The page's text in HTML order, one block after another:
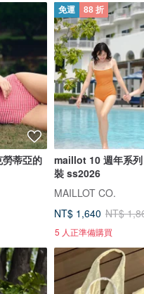
蒂亞的
免運 88 折
maillot 10 週年系
裝 ss2026
MAILLOT CO.
NT$ 1,640 NT$
5 人正準備購買